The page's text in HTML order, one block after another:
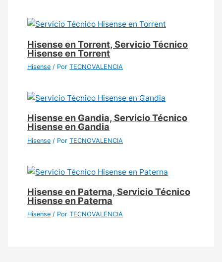
Hisense en Torrent, Servicio Técnico
Hisense en Torrent
Hisense / PorTECNOVALENCIA
Hisense en Gandia, Servicio Técnico
Hisense en Gandia
Hisense / PorTECNOVALENCIA
Hisense en Paterna, Servicio Técnico
Hisense en Paterna
Hisense / PorTECNOVALENCIA